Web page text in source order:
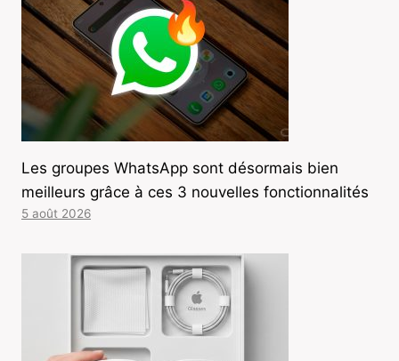
Les groupes WhatsApp sont désormais bien
meilleurs grâce à ces 3 nouvelles fonctionnalités
5 août 2026